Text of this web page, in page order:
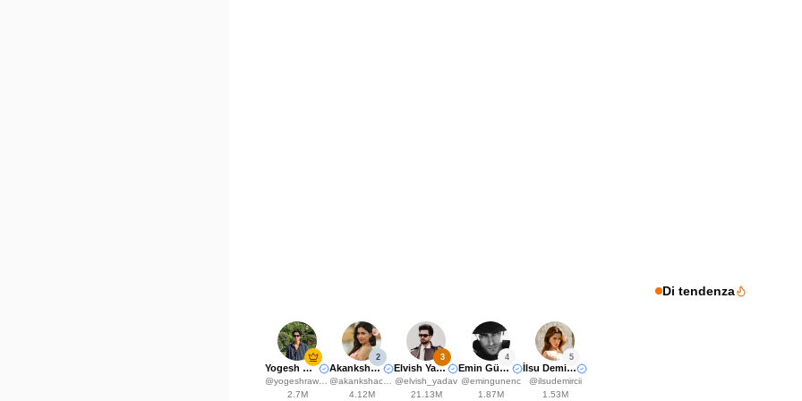
Di tendenza
Yogesh Rawat
@yogeshrawat04
2.7M
2
Akanksha Choudhary
@akankshachoudhary_official
4.12M
3
Elvish Yadavv
@elvish_yadav
21.13M
4
Emin Günenç
@emingunenc
1.87M
5
İlsu Demirci🤍
@ilsudemircii
1.53M